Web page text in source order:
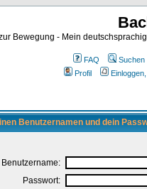
Bewegung - Mein
FAQ Suchen
Profil
Benutzernamen und dein
Benutzername:
Passwort: